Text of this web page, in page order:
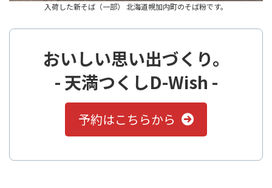
入荷した新そば（一部） 北海道幌加内町のそば粉です。
おいしい思い出づくり。
- 天満つくしD-Wish -
予約はこちらから